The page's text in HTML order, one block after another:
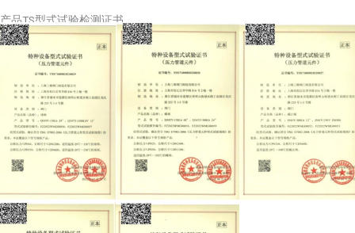
产品TS型式试验检测证书